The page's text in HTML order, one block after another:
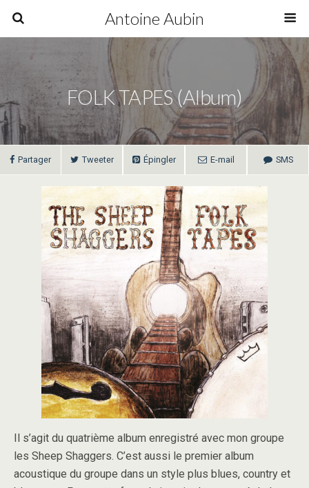
Antoine Aubin
FOLK TAPES (album)
Partager Tweeter Épingler E-mail SMS
Il s’agit du quatrième album enregistré avec mon groupe
les Sheep Shaggers. C’est aussi le premier album
acoustique du groupe dans un style plus blues, country et